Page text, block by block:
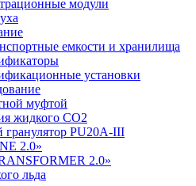
модули
емкости и хранилища
установки
муфтой
жидкого CO2
гранулятор PU20A-III
2.0»
2.0»
льда